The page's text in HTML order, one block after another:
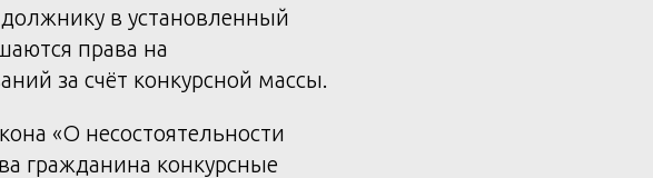
в установленный
права на
за счёт конкурсной массы.
«О несостоятельности
гражданина конкурсные